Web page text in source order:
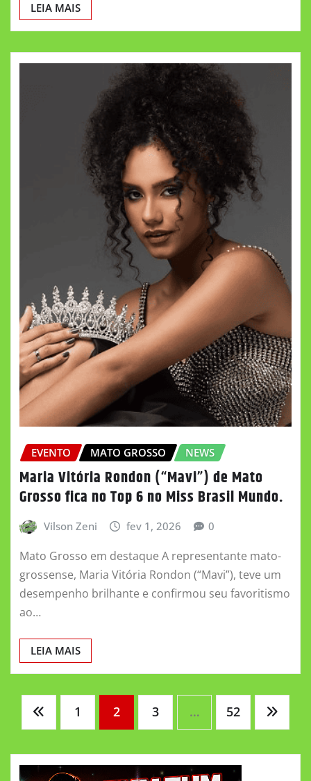
LEIA MAIS
EVENTO MATO GROSSO NEWS
Maria Vitória Rondon (“Mavi”) de Mato
Grosso fica no Top 6 no Miss Brasil Mundo.
Vilson Zeni fev 1, 2026 0
Mato Grosso em destaque A representante mato-
grossense, Maria Vitória Rondon (“Mavi”), teve um
desempenho brilhante e confirmou seu favoritismo
ao…
LEIA MAIS
Paginação
de
1 2 3 … 52